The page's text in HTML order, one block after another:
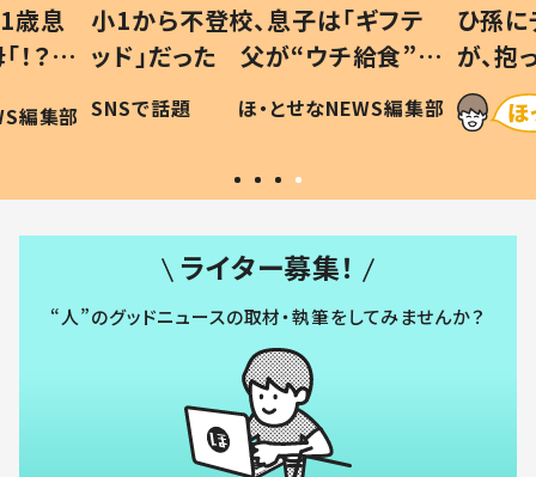
歳息
？」
編集部
小1から不登校、息子は「ギフテ
ッド」だった 父が“ウチ給食”を
作り続ける理由とは #令和の親
#令和の子
SNSで話題 ほ・とせなNEWS編集部
ひ孫
が、
「涙が
い」
ライター募集！
“人”のグッドニュースの取材・執筆をしてみませんか？